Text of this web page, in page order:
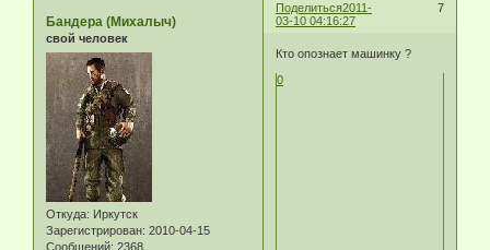
Поделиться 7
2011-
03-10 04:16:27
Бандера (Михалыч)
свой человек
Откуда: Иркутск
Зарегистрирован: 2010-04-15
Сообщений: 2368
Кто опознает машинку ?
0